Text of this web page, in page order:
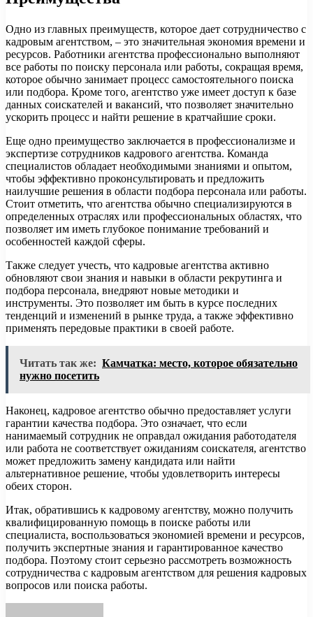
Одно из главных преимуществ, которое дает сотрудничество с
кадровым агентством, – это значительная экономия времени и
ресурсов. Работники агентства профессионально выполняют
все работы по поиску персонала или работы, сокращая время,
которое обычно занимает процесс самостоятельного поиска
или подбора. Кроме того, агентство уже имеет доступ к базе
данных соискателей и вакансий, что позволяет значительно
ускорить процесс и найти решение в кратчайшие сроки.
Еще одно преимущество заключается в профессионализме и
экспертизе сотрудников кадрового агентства. Команда
специалистов обладает необходимыми знаниями и опытом,
чтобы эффективно проконсультировать и предложить
наилучшие решения в области подбора персонала или работы.
Стоит отметить, что агентства обычно специализируются в
определенных отраслях или профессиональных областях, что
позволяет им иметь глубокое понимание требований и
особенностей каждой сферы.
Также следует учесть, что кадровые агентства активно
обновляют свои знания и навыки в области рекрутинга и
подбора персонала, внедряют новые методики и
инструменты. Это позволяет им быть в курсе последних
тенденций и изменений в рынке труда, а также эффективно
применять передовые практики в своей работе.
Читать так же: Камчатка: место, которое обязательно
нужно посетить
Наконец, кадровое агентство обычно предоставляет услуги
гарантии качества подбора. Это означает, что если
нанимаемый сотрудник не оправдал ожидания работодателя
или работа не соответствует ожиданиям соискателя, агентство
может предложить замену кандидата или найти
альтернативное решение, чтобы удовлетворить интересы
обеих сторон.
Итак, обратившись к кадровому агентству, можно получить
квалифицированную помощь в поиске работы или
специалиста, воспользоваться экономией времени и ресурсов,
получить экспертные знания и гарантированное качество
подбора. Поэтому стоит серьезно рассмотреть возможность
сотрудничества с кадровым агентством для решения кадровых
вопросов или поиска работы.